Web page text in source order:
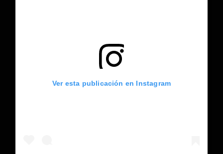
Ver esta publicación en Instagram